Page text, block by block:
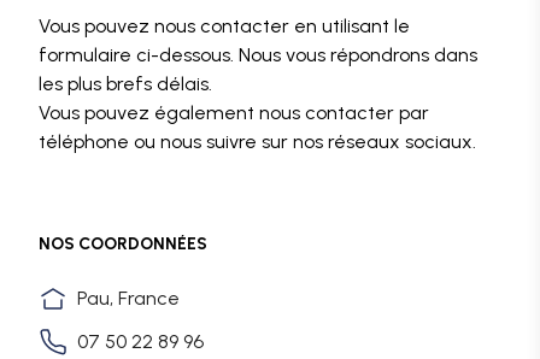
Vous pouvez nous contacter en utilisant le
formulaire ci-dessous. Nous vous répondrons dans
les plus brefs délais.
Vous pouvez également nous contacter par
téléphone ou nous suivre sur nos réseaux sociaux.
NOS COORDONNÉES
Pau, France
07 50 22 89 96